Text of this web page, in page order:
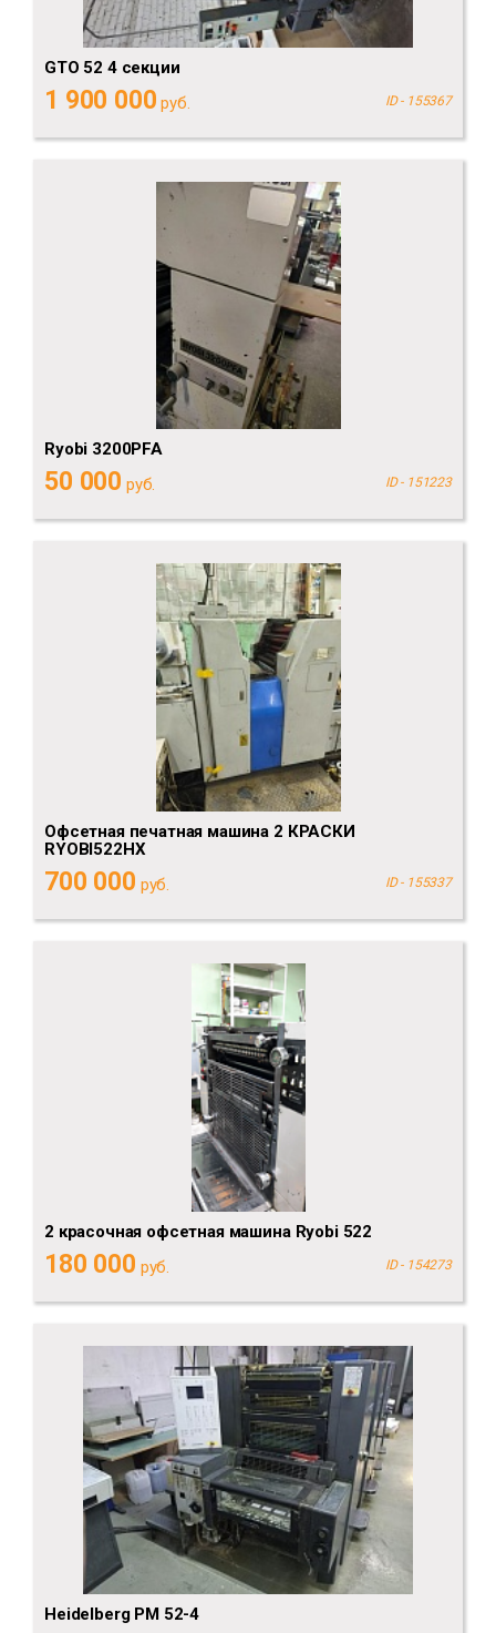
GTO 52 4 секции
1 900 000 руб. ID - 155367
Ryobi 3200PFA
50 000 руб. ID - 151223
Офсетная печатная машина 2 КРАСКИ
RYOBI522HX
700 000 руб. ID - 155337
2 красочная офсетная машина Ryobi 522
180 000 руб. ID - 154273
Heidelberg PM 52-4